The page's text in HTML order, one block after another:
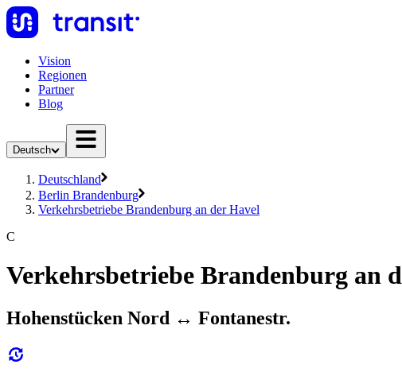
Vision
Regionen
Partner
Blog
Deutsch
Deutschland
Berlin Brandenburg
Verkehrsbetriebe Brandenburg an der Havel
C
Verkehrsbetriebe Brandenburg an
Hohenstücken Nord ↔︎ Fontanestr.